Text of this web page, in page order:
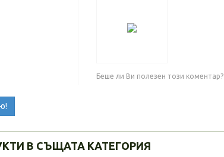
Беше ли Ви полезен този коментар?
В СЪЩАТА КАТЕГОРИЯ